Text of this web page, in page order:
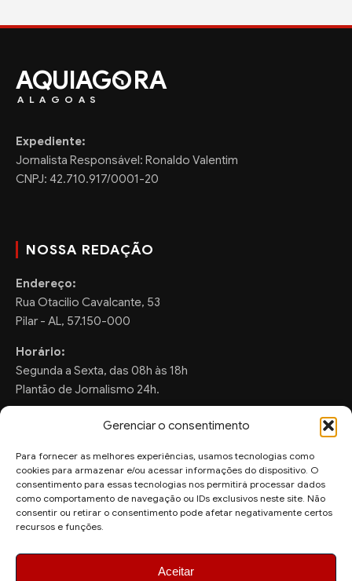
Gerenciar o consentimento
Para fornecer as melhores experiências, usamos tecnologias como
cookies para armazenar e/ou acessar informações do dispositivo. O
consentimento para essas tecnologias nos permitirá processar dados
como comportamento de navegação ou IDs exclusivos neste site. Não
consentir ou retirar o consentimento pode afetar negativamente certos
recursos e funções.
Aceitar
AQUIAG RA
ALAGOAS
Expediente:
Jornalista Responsável: Ronaldo Valentim
CNPJ: 42.710.917/0001-20
NOSSA REDAÇÃO
Endereço:
Rua Otacilio Cavalcante, 53
Pilar - AL, 57.150-000
Horário:
Segunda a Sexta, das 08h às 18h
Plantão de Jornalismo 24h.
FALE CONOSCO
Sugestões de Pauta:
ronaldo.valentim150@gmail.com